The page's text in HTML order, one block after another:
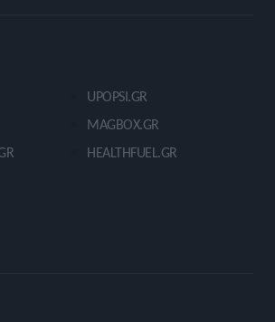
UPOPSI.GR
MAGBOX.GR
HEALTHFUEL.GR